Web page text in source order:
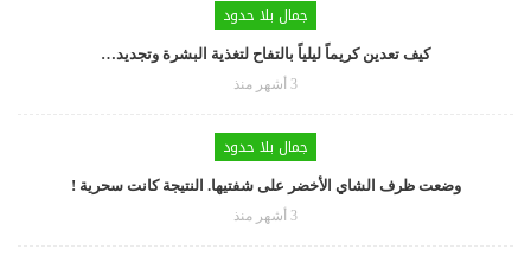
جمال بلا حدود
كيف تعدين كريماً ليلياً بالتفاح لتغذية البشرة وتجديد…
3 أشهر منذ
جمال بلا حدود
وضعت ظرف الشاي الأخضر على شفتيها. النتيجة كانت سحرية !
3 أشهر منذ